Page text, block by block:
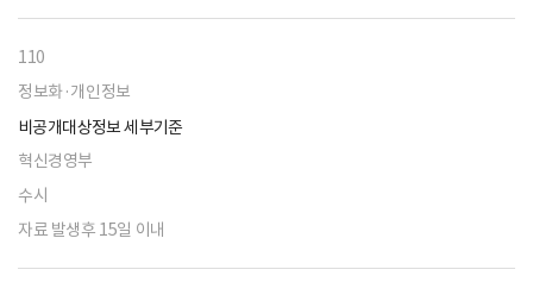
110
정보화·개인정보
비공개대상정보 세부기준
혁신경영부
수시
자료 발생후 15일 이내